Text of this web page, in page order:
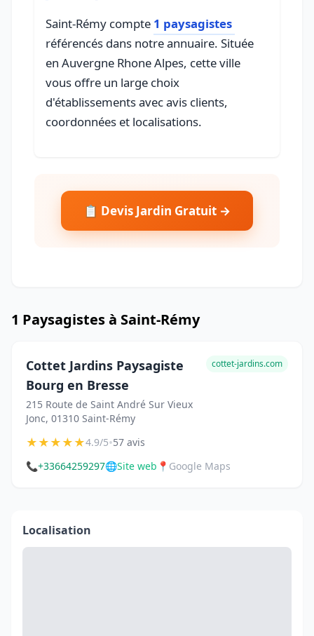
Saint-Rémy compte 1 paysagistes
référencés dans notre annuaire. Située
en Auvergne Rhone Alpes, cette ville
vous offre un large choix
d'établissements avec avis clients,
coordonnées et localisations.
📋 Devis Jardin Gratuit →
1 Paysagistes à Saint-Rémy
Cottet Jardins Paysagiste
Bourg en Bresse
215 Route de Saint André Sur Vieux
Jonc, 01310 Saint-Rémy
cottet-jardins.com
★★★★★4.9/5•57 avis
📞+33664259297🌐Site web 📍 Google Maps
Localisation